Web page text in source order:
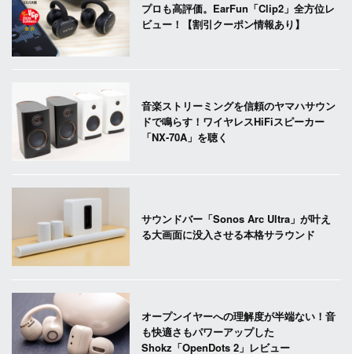
プロも高評価。EarFun「Clip2」全方位レ
ビュー！【割引クーポン情報あり】
音楽ストリーミングを信頼のヤマハサウン
ドで鳴らす！ワイヤレスHiFiスピーカー
「NX-70A」を聴く
サウンドバー「Sonos Arc Ultra」が叶え
る大画面に没入させる本格サラウンド
オープンイヤーへの理解度が半端ない！音
も快適さもパワーアップした
Shokz「OpenDots 2」レビュー